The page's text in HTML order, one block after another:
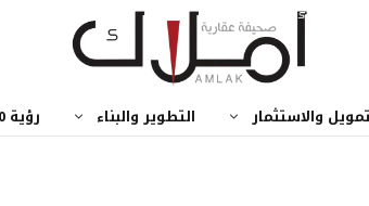
والاستثمار التطوير والبناء رؤية 2030